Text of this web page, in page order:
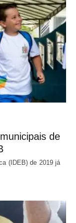
de
(IDEB) de 2019 já